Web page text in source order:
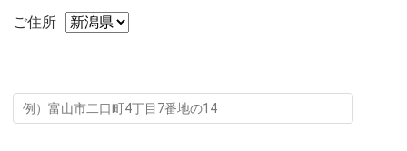
ご住所